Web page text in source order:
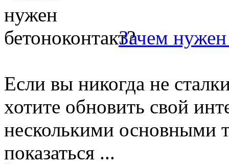
Зачем нужен
Если вы никогда не
хотите обновить свой
несколькими основными
показаться ...